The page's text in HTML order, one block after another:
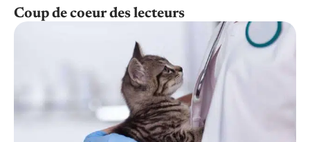
Coup de coeur des lecteurs